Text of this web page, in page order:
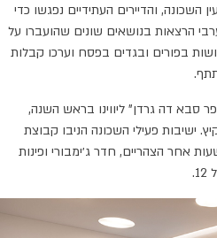
ולגרעין השכונה, והדיירים העתידיים נפגשו כדי
הרצאות בנושאים שונים שהועברו על
בפורים ובגדים בפסח וערכו קבלות
סבא דה גרדן" ליווינו בראש השנה,
ישיבות פעילי השכונה הניבו קבוצת
אחר הצהריים, חדר ג׳ימבורי ופינות